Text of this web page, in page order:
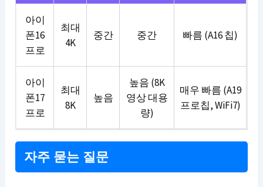
아이
폰16
프로
최대
4K
중간 중간 빠름 (A16 칩)
아이
폰17
프로
최대
8K
높음
높음 (8K
영상 대용
량)
매우 빠름 (A19
프로칩, WiFi7)
자주 묻는 질문